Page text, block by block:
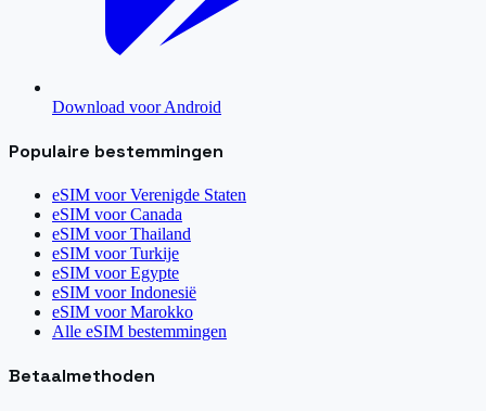
Download voor Android
Populaire bestemmingen
eSIM voorVerenigde Staten
eSIM voorCanada
eSIM voorThailand
eSIM voorTurkije
eSIM voorEgypte
eSIM voorIndonesië
eSIM voorMarokko
Alle eSIM bestemmingen
Betaalmethoden